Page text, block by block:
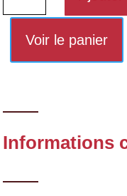
Torsades
Voir le panier
Informations